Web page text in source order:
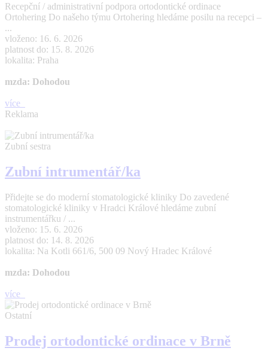
Recepční / administrativní podpora ortodontické ordinace
Ortohering Do našeho týmu Ortohering hledáme posilu na recepci –
...
vloženo: 16. 6. 2026
platnost do: 15. 8. 2026
lokalita: Praha
mzda: Dohodou
více
Reklama
Zubní sestra
Zubní intrumentář/ka
Přidejte se do moderní stomatologické kliniky Do zavedené
stomatologické kliniky v Hradci Králové hledáme zubní
instrumentářku / ...
vloženo: 15. 6. 2026
platnost do: 14. 8. 2026
lokalita: Na Kotli 661/6, 500 09 Nový Hradec Králové
mzda: Dohodou
více
Ostatní
Prodej ortodontické ordinace v Brně